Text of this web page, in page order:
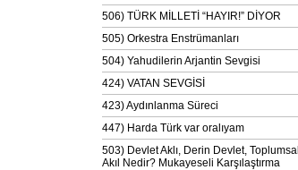
506) TÜRK MİLLETİ “HAYIR!” DİYOR
505) Orkestra Enstrümanları
504) Yahudilerin Arjantin Sevgisi
424) VATAN SEVGİSİ
423) Aydınlanma Süreci
447) Harda Türk var oralıyam
503) Devlet Aklı, Derin Devlet, Toplumsal
Akıl Nedir? Mukayeseli Karşılaştırma